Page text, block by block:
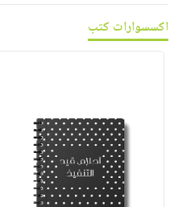
اكسسوارات كتب